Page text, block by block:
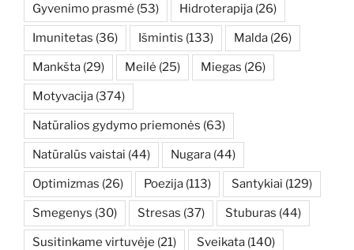
Gyvenimo prasmė (53) Hidroterapija (26)
Imunitetas (36) Išmintis (133) Malda (26)
Mankšta (29) Meilė (25) Miegas (26)
Motyvacija (374)
Natūralios gydymo priemonės (63)
Natūralūs vaistai (44) Nugara (44)
Optimizmas (26) Poezija (113) Santykiai (129)
Smegenys (30) Stresas (37) Stuburas (44)
Susitinkame virtuvėje (21) Sveikata (140)